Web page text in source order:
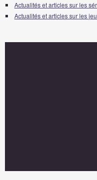
Actualités et articles sur les
Actualités et articles sur les